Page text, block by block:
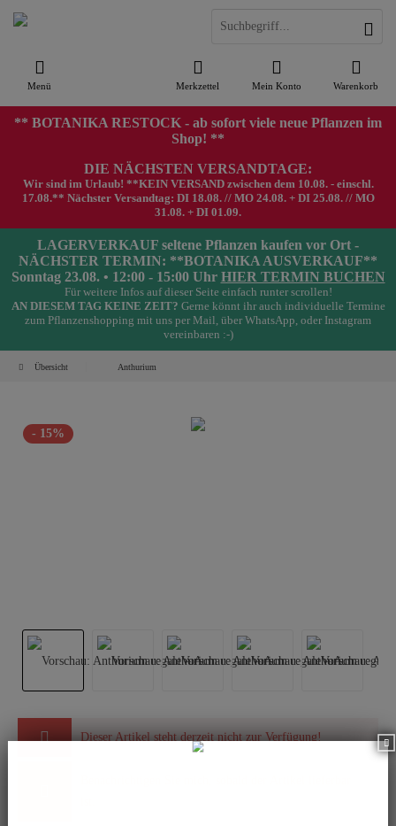
Menü Warenkorb
Merkzettel Mein Konto
** BOTANIKA RESTOCK - ab sofort viele neue Pflanzen im
Shop! **
DIE NÄCHSTEN VERSANDTAGE:
Wir sind im Urlaub! **KEIN VERSAND zwischen dem 10.08. - einschl.
17.08.** Nächster Versandtag: DI 18.08. // MO 24.08. + DI 25.08. // MO
31.08. + DI 01.09.
LAGERVERKAUF seltene Pflanzen kaufen vor Ort -
NÄCHSTER TERMIN: **BOTANIKA AUSVERKAUF**
Sonntag 23.08. • 12:00 - 15:00 Uhr HIER TERMIN BUCHEN
Für weitere Infos auf dieser Seite einfach runter scrollen!
AN DIESEM TAG KEINE ZEIT? Gerne könnt ihr auch individuelle Termine
zum Pflanzenshopping mit uns per Mail, über WhatsApp, oder Instagram
vereinbaren :-)
Übersicht Anthurium
- 15%
Dieser Artikel steht derzeit nicht zur Verfügung!